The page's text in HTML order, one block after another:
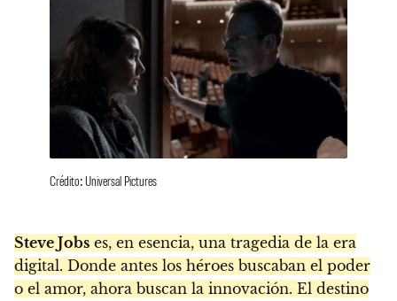
Crédito: Universal Pictures
Steve Jobs es, en esencia, una tragedia de la era
digital. Donde antes los héroes buscaban el poder
o el amor, ahora buscan la innovación. El destino